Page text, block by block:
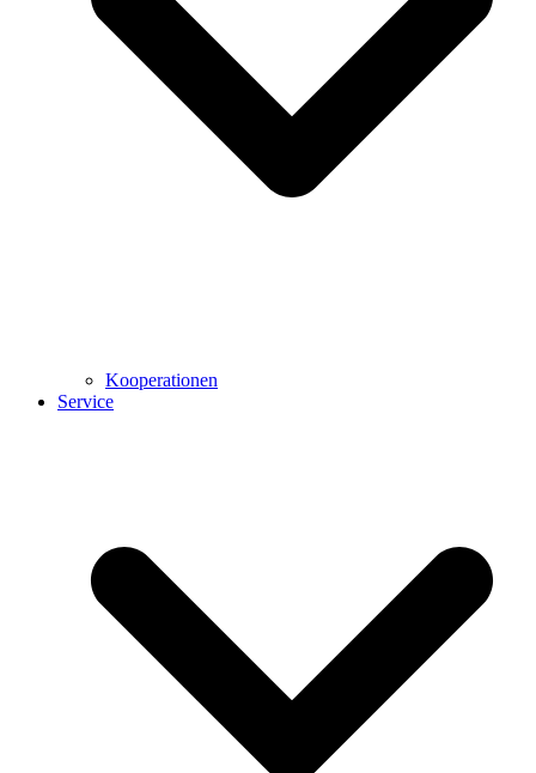
Kooperationen
Service